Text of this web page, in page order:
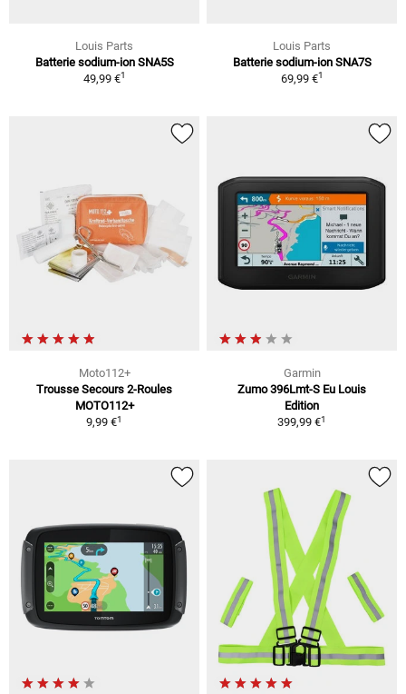
Louis Parts
Batterie sodium-ion SNA5S
49,99 €1
Louis Parts
Batterie sodium-ion SNA7S
69,99 €1
Moto112+
Trousse Secours 2-Roules
MOTO112+
9,99 €1
Garmin
Zumo 396Lmt-S Eu Louis
Edition
399,99 €1